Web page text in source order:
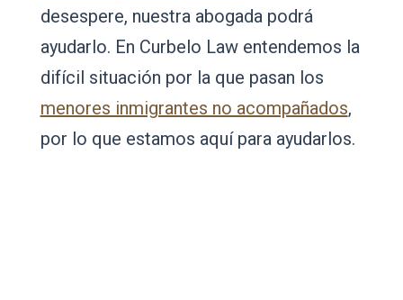
desespere, nuestra abogada podrá
ayudarlo. En Curbelo Law entendemos la
difícil situación por la que pasan los
menores inmigrantes no acompañados,
por lo que estamos aquí para ayudarlos.